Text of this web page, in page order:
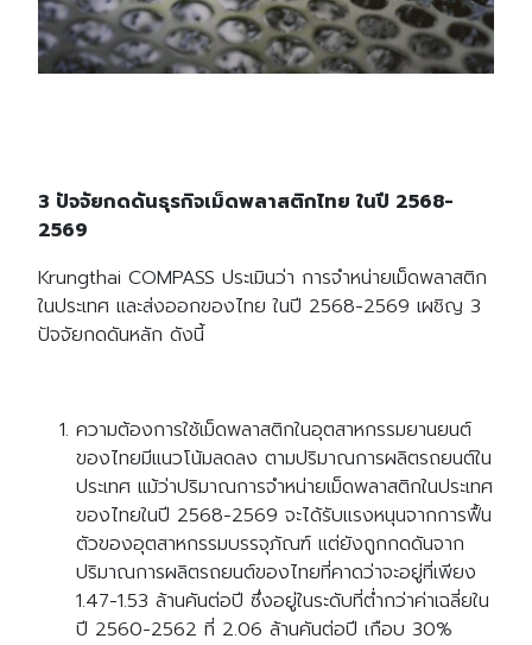
3 ปัจจัยกดดันธุรกิจเม็ดพลาสติกไทย ในปี 2568-
2569
Krungthai COMPASS ประเมินว่า การจำหน่ายเม็ดพลาสติก
ในประเทศ และส่งออกของไทย ในปี 2568-2569 เผชิญ 3
ปัจจัยกดดันหลัก ดังนี้
ความต้องการใช้เม็ดพลาสติกในอุตสาหกรรมยานยนต์
ของไทยมีแนวโน้มลดลง ตามปริมาณการผลิตรถยนต์ใน
ประเทศ แม้ว่าปริมาณการจำหน่ายเม็ดพลาสติกในประเทศ
ของไทยในปี 2568-2569 จะได้รับแรงหนุนจากการฟื้น
ตัวของอุตสาหกรรมบรรจุภัณฑ์ แต่ยังถูกกดดันจาก
ปริมาณการผลิตรถยนต์ของไทยที่คาดว่าจะอยู่ที่เพียง
1.47-1.53 ล้านคันต่อปี ซึ่งอยู่ในระดับที่ต่ำกว่าค่าเฉลี่ยใน
ปี 2560-2562 ที่ 2.06 ล้านคันต่อปี เกือบ 30%